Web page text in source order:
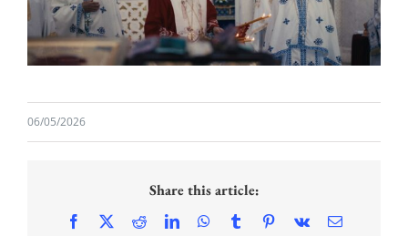
06/05/2026
Share this article:
Facebook
X RedditLinkedInWhatsApp
TumblrPinterest
Vk Email